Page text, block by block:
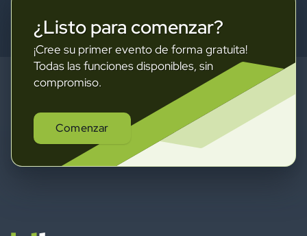
¿Listo para comenzar?
¡Cree su primer evento de forma gratuita!
Todas las funciones disponibles, sin
compromiso.
Comenzar